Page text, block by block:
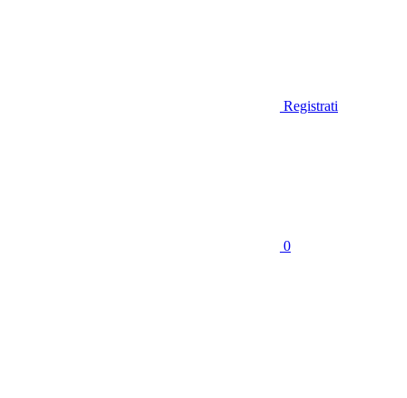
Registrati
0